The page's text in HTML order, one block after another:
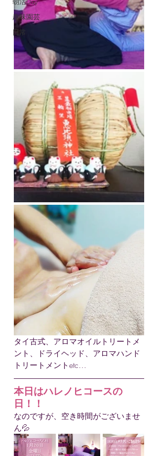
趣味園芸
日常
タイ古式、アロマオイルトリートメ
ント、ドライヘッド、アロマハンド
トリートメントetc…
本日はハレノヒコースの
日！！
なのですが、空き時間がございませ
ん💦